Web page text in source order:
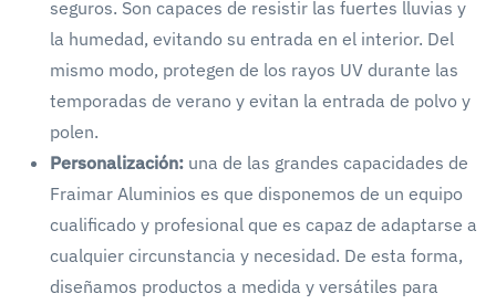
seguros. Son capaces de resistir las fuertes lluvias y
la humedad, evitando su entrada en el interior. Del
mismo modo, protegen de los rayos UV durante las
temporadas de verano y evitan la entrada de polvo y
polen.
Personalización: una de las grandes capacidades de
Fraimar Aluminios es que disponemos de un equipo
cualificado y profesional que es capaz de adaptarse a
cualquier circunstancia y necesidad. De esta forma,
diseñamos productos a medida y versátiles para